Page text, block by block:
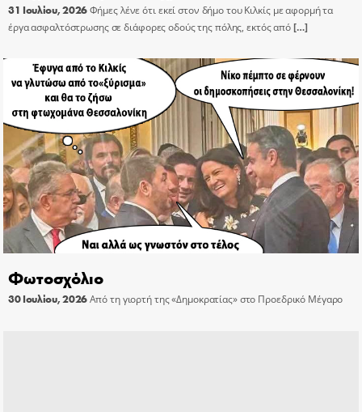
31 Ιουλίου, 2026Φήμες λένε ότι εκεί στον δήμο του Κιλκίς με αφορμή τα
έργα ασφαλτόστρωσης σε διάφορες οδούς της πόλης, εκτός από[…]
Φωτοσχόλιο
30 Ιουλίου, 2026Από τη γιορτή της «Δημοκρατίας» στο Προεδρικό Μέγαρο